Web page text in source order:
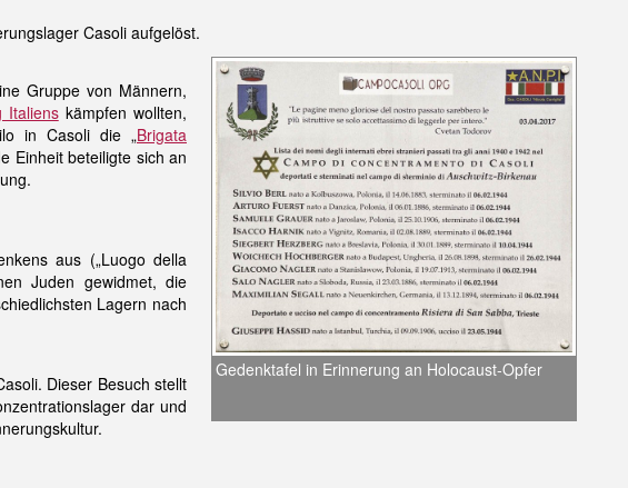
Casoli aufgelöst.
Gedenktafel in Erinnerung an Holocaust-Opfer
Gruppe von Männern,
Italienskämpfen wollten,
in Casoli die „Brigata
Einheit beteiligte sich an
aus („Luogo della
Juden gewidmet, die
Lagern nach
Dieser Besuch stellt
dar und